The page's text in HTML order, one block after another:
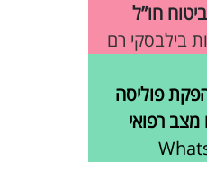
חו”ל
בילבסקי רם
פוליסה
מצב רפואי